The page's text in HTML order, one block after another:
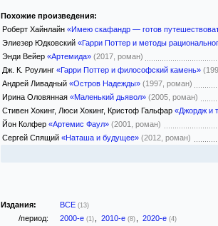
Похожие произведения:
Роберт Хайнлайн «Имею скафандр — готов
Элиезер Юдковский «Гарри Поттер и методы
Энди Вейер «Артемида» (2017, роман)
Дж. К. Роулинг «Гарри Поттер и философский камень»
Андрей Ливадный «Остров Надежды» (1997, роман)
Ирина Оловянная «Маленький дьявол» (2005, роман)
Стивен Хокинг, Люси Хокинг, Кристоф Гальфар «Джордж и
Йон Колфер «Артемис Фаул» (2001, роман)
Сергей Спящий «Наташа и будущее» (2012, роман)
Издания: ВСЕ (13)
/период: 2000-е (1) 2010-е (8) 2020-е (4)